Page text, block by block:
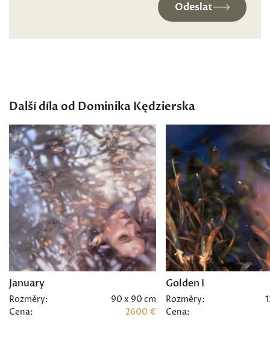
Odeslat
Další díla od Dominika Kędzierska
January
Rozměry:
90 x 90 cm
Cena:
2600 €
Golden I
Rozměry:
Cena: